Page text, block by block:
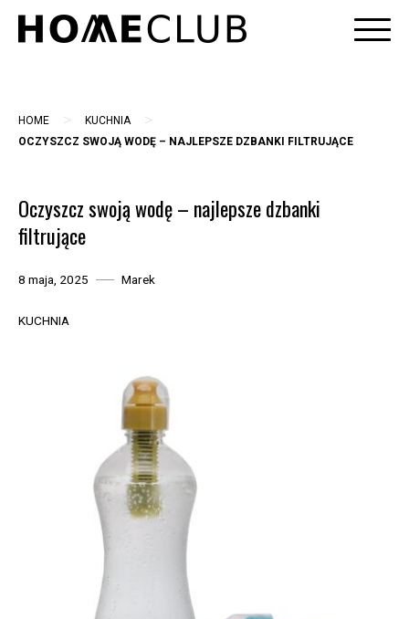
Skip
HOME > KUCHNIA >
OCZYSZCZ SWOJĄ WODĘ – NAJLEPSZE DZBANKI FILTRUJĄCE
Oczyszcz swoją wodę – najlepsze dzbanki
filtrujące
8 maja, 2025 Marek
KUCHNIA